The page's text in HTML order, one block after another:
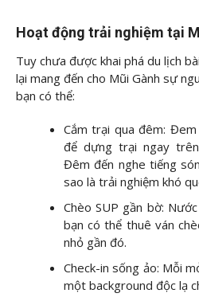
Hoạt động trải nghiệm tại
Tuy chưa được khai phá du lịch
lại mang đến cho Mũi Gành sự
bạn có thể:
Cắm trại qua đêm:
để dựng trại ngay
Đêm đến nghe tiếng
sao là trải nghiệm khó
Chèo SUP gần bờ:
bạn có thể thuê ván
nhỏ gần đó.
Check-in sống ảo: Mỗi
một background độc lạ